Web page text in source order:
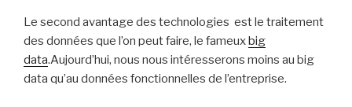
Le second avantage des technologies est le traitement
des données que l’on peut faire, le fameuxbig
data.Aujourd’hui, nous nous intéresserons moins au big
data qu’au données fonctionnelles de l’entreprise.